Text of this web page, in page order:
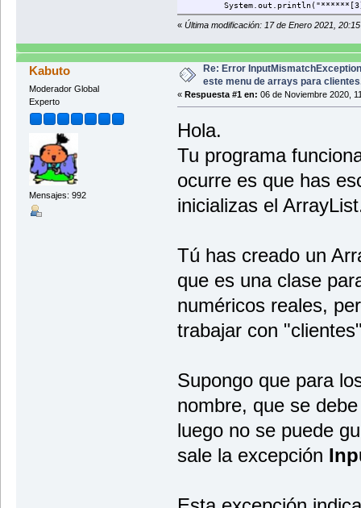
System.out.println("******[3]
System.out.println("******[4]
System.out.println("******[5]
System.out.println("******[6]
System.out.print("Ingrese la
opcion = teclado.nextInt();
ingresarCliente();
break;
case 2:
buscarCliente();
break;
case 3:
modificarCliente();
break;
break;
case 5:
insertarCliente();
break;
case 6:
mostrarClientes();
case 7:
}
public void ingresarCliente() {
Scanner teclado = new
double cliente;
System.out.print("Ingrese
cliente = teclado.nextDouble();
listaclientes.add(cliente);
Scanner teclado = new
« Última modificación: 17 de Enero 2021,
Kabuto
Moderador Global
Experto
Mensajes: 992
Re: Error
este menu de arrays para
« Respuesta #1 en: 06 de Noviembre 2020,
Hola.
Tu programa
ocurre es que has
inicializas el
Tú has creado un
que es una clase
numéricos reales,
trabajar con
Supongo que para
nombre, que se
luego no se puede
sale la excepción